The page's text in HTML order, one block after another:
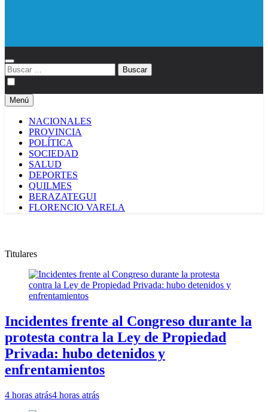
Buscar:
Menú
NACIONALES
PROVINCIA
POLÍTICA
SOCIEDAD
SALUD
DEPORTES
QUILMES
BERAZATEGUI
FLORENCIO VARELA
Titulares
Incidentes frente al Congreso durante la
protesta contra la Ley de Propiedad
Privada: hubo detenidos y
enfrentamientos
4 horas atrás4 horas atrás